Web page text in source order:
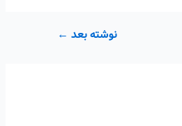
نوشته بعد ←